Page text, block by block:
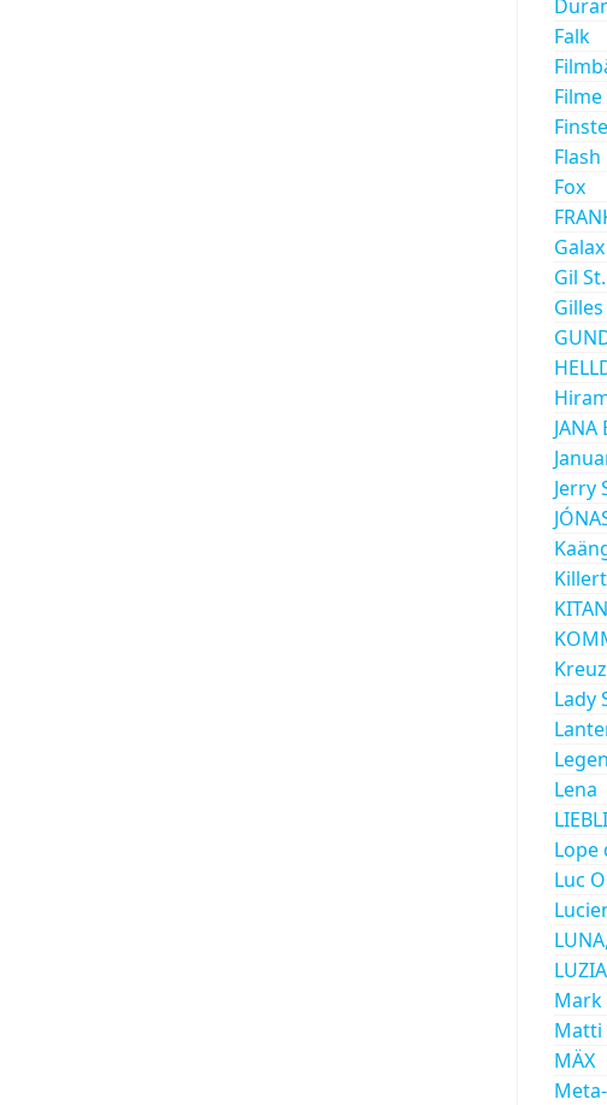
Falk
Filme
Fox
Galax
Gil
JANA
Jerry
Lady
Lena
Lope
Luc
Mark
Matti
MÄX